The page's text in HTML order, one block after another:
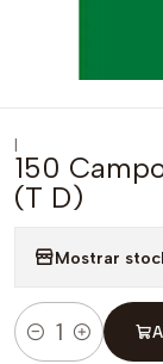
|
150
(T D)
Mostrar
Cantidad